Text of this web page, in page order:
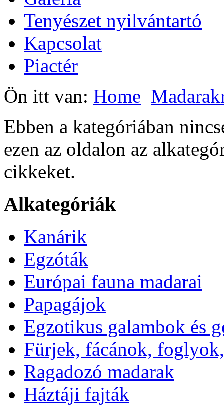
Tenyészet nyilvántartó
Kapcsolat
Piactér
Ön itt van: Home
Ebben a kategóriában
ezen az oldalon az
cikkeket.
Alkategóriák
Kanárik
Egzóták
Európai fauna madarai
Papagájok
Egzotikus galambok és
Fürjek, fácánok, foglyok,
Ragadozó madarak
Háztáji fajták